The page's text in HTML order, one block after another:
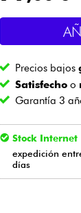
Sistemas de
Vientos
Cables &
Precios bajos
Satisfecho o
Garantía 3
Stock Internet
expedición
días